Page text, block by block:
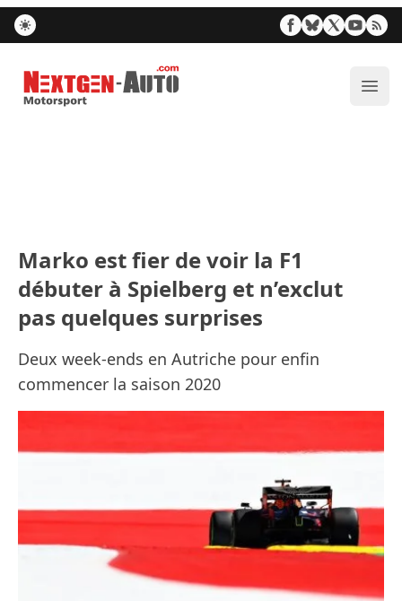
Nextgen-Auto.com
Marko est fier de voir la F1
débuter à Spielberg et n’exclut
pas quelques surprises
Deux week-ends en Autriche pour enfin
commencer la saison 2020